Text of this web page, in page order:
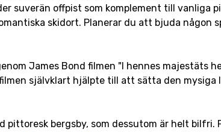
suverän offpist som komplement till vanliga
skidort. Planerar du att bjuda någon
James Bond filmen "I hennes majestäts
självklart hjälpte till att sätta den
pittoresk bergsby, som dessutom är helt